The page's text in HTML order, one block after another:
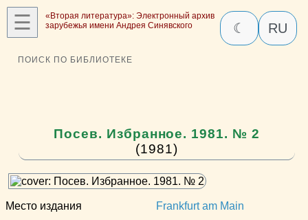
☰
«Вторая литература»: Электронный архив
зарубежья имени Андрея Синявского
☾ RU
ПОИСК ПО БИБЛИОТЕКЕ
Посев. Избранное. 1981. № 2
(1981)
Место издания Frankfurt am Main